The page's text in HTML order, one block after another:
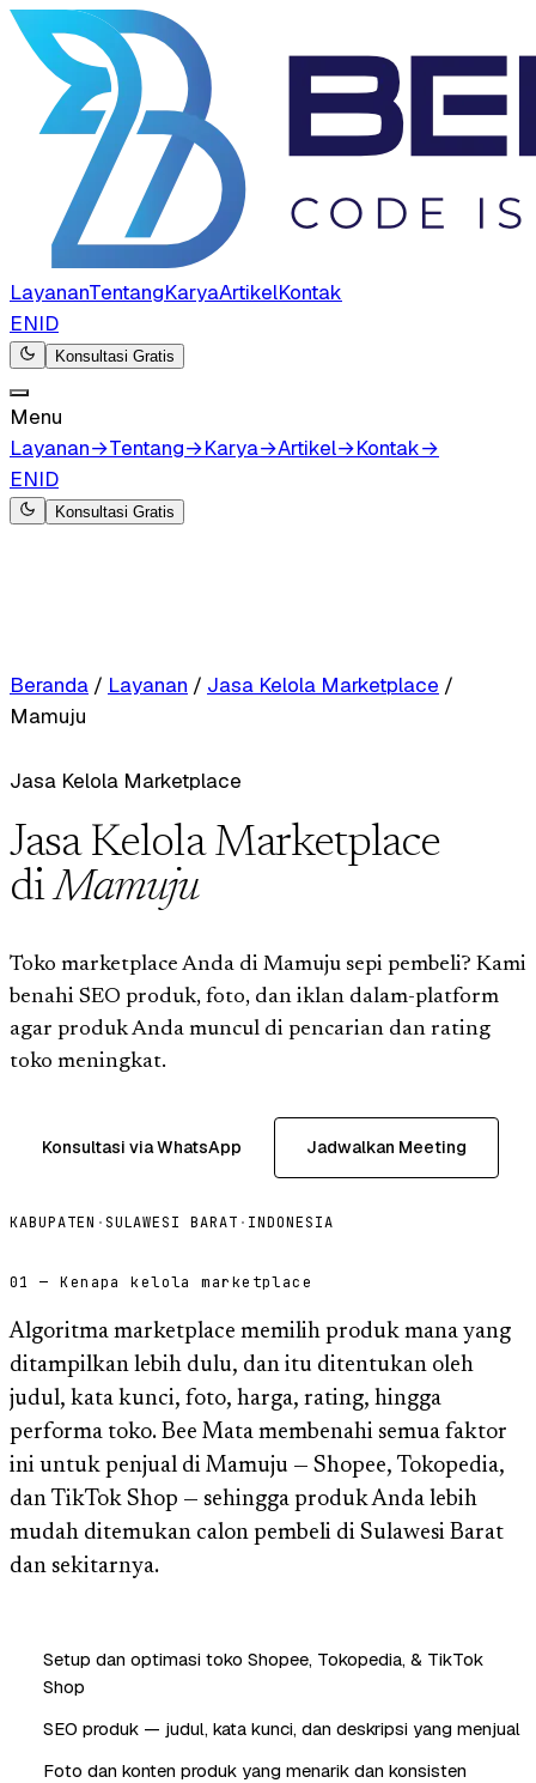
LayananTentangKaryaArtikelKontak
ENID
Konsultasi Gratis
Menu
Layanan→Tentang→Karya→Artikel→Kontak→
ENID
Konsultasi Gratis
Beranda / Layanan / Jasa Kelola Marketplace /
Mamuju
Jasa Kelola Marketplace
Jasa Kelola Marketplace
diMamuju
Toko marketplace Anda di Mamuju sepi pembeli? Kami
benahi SEO produk, foto, dan iklan dalam-platform
agar produk Anda muncul di pencarian dan rating
toko meningkat.
Konsultasi via WhatsApp Jadwalkan Meeting
KABUPATEN · SULAWESI BARAT · INDONESIA
01 — Kenapa kelola marketplace
Algoritma marketplace memilih produk mana yang
ditampilkan lebih dulu, dan itu ditentukan oleh
judul, kata kunci, foto, harga, rating, hingga
performa toko. Bee Mata membenahi semua faktor
ini untuk penjual di Mamuju — Shopee, Tokopedia,
dan TikTok Shop — sehingga produk Anda lebih
mudah ditemukan calon pembeli di Sulawesi Barat
dan sekitarnya.
Setup dan optimasi toko Shopee, Tokopedia, & TikTok
Shop
SEO produk — judul, kata kunci, dan deskripsi yang menjual
Foto dan konten produk yang menarik dan konsisten